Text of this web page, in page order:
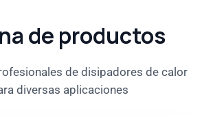
de productos
de disipadores de calor
diversas aplicaciones